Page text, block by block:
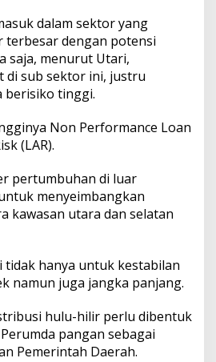
dalam sektor yang
terbesar dengan potensi
saja, menurut Utari,
di sub sektor ini, justru
tinggi.
Non Performance Loan
(LAR).
pertumbuhan di luar
menyeimbangkan
kawasan utara dan selatan
tidak hanya untuk kestabilan
namun juga jangka panjang.
hulu-hilir perlu dibentuk
pangan sebagai
Pemerintah Daerah.